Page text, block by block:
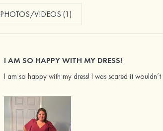
PHOTOS/VIDEOS (1)
I AM SO HAPPY WITH MY DRESS!
I am so happy with my dress! I was scared it